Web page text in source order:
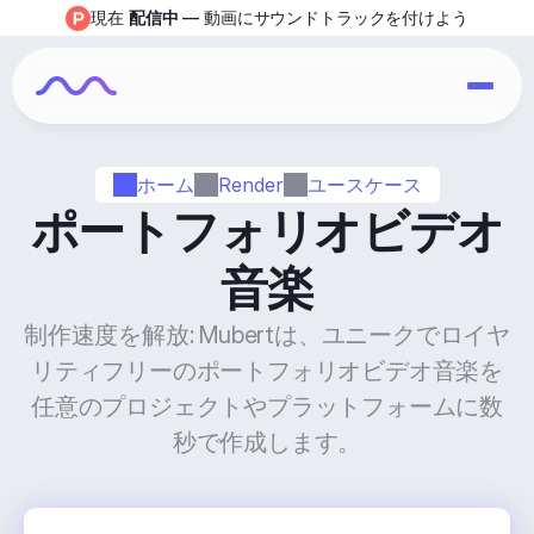
ホーム Render ユースケース
ポートフォリオビデオ
音楽
制作速度を解放: Mubertは、ユニークでロイヤ
リティフリーのポートフォリオビデオ音楽を
任意のプロジェクトやプラットフォームに数
秒で作成します。
現在 配信中 — 動画にサウンドトラックを付けよう